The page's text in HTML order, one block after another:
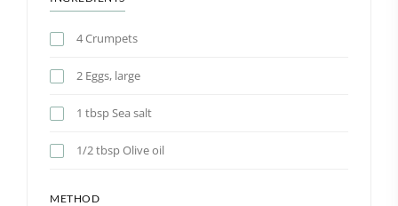
4 Crumpets
2 Eggs, large
1 tbsp Sea salt
1/2 tbsp Olive oil
METHOD